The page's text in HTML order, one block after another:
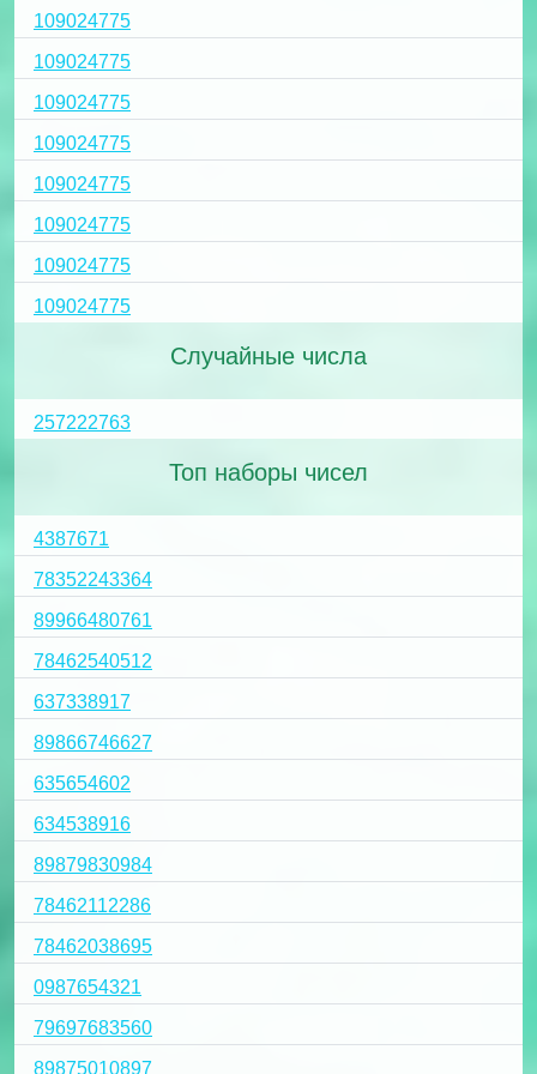
109024775
109024775
109024775
109024775
109024775
109024775
109024775
109024775
Случайные числа
257222763
Топ наборы чисел
4387671
78352243364
89966480761
78462540512
637338917
89866746627
635654602
634538916
89879830984
78462112286
78462038695
0987654321
79697683560
89875010897